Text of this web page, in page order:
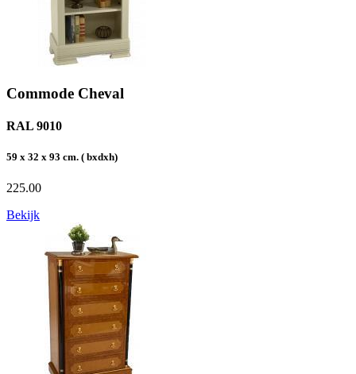
Commode Cheval
RAL 9010
59 x 32 x 93 cm. ( bxdxh)
225.00
Bekijk